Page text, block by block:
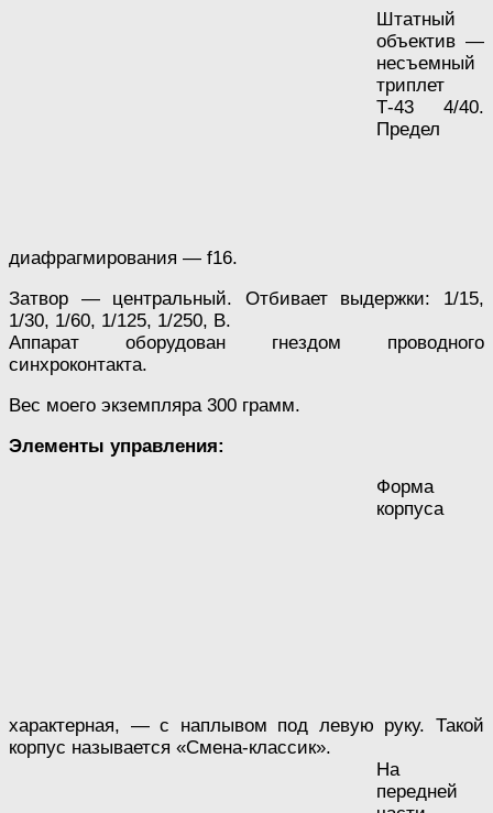
Штатный
объектив —
несъемный
триплет
Т-43 4/40.
Предел
диафрагмирования — f16.
Затвор — центральный. Отбивает выдержки: 1/15,
1/30, 1/60, 1/125, 1/250, В.
Аппарат оборудован гнездом проводного
синхроконтакта.
Вес моего экземпляра 300 грамм.
Элементы управления:
Форма
корпуса
характерная, — с наплывом под левую руку. Такой
корпус называется «Смена-классик».
На
передней